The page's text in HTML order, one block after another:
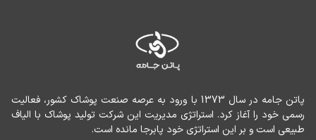
طبیعی است و بر این استراتژی خود پابرجا مانده است.